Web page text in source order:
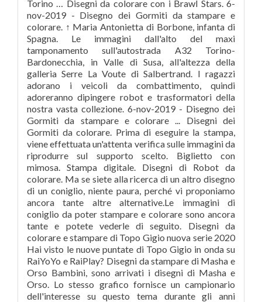
Torino … Disegni da colorare con i Brawl Stars. 6-
nov-2019 - Disegno dei Gormiti da stampare e
colorare. ↑ Maria Antonietta di Borbone, infanta di
Spagna. Le immagini dall'alto del maxi
tamponamento sull'autostrada A32 Torino-
Bardonecchia, in Valle di Susa, all'altezza della
galleria Serre La Voute di Salbertrand. I ragazzi
adorano i veicoli da combattimento, quindi
adoreranno dipingere robot e trasformatori della
nostra vasta collezione. 6-nov-2019 - Disegno dei
Gormiti da stampare e colorare ... Disegni dei
Gormiti da colorare. Prima di eseguire la stampa,
viene effettuata un'attenta verifica sulle immagini da
riprodurre sul supporto scelto. Biglietto con
mimosa. Stampa digitale. Disegni di Robot da
colorare. Ma se siete alla ricerca di un altro disegno
di un coniglio, niente paura, perché vi proponiamo
ancora tante altre alternative.Le immagini di
coniglio da poter stampare e colorare sono ancora
tante e potete vederle di seguito. Disegni da
colorare e stampare di Topo Gigio nuova serie 2020
Hai visto le nuove puntate di Topo Gigio in onda su
RaiYoYo e RaiPlay? Disegni da stampare di Masha e
Orso Bambini, sono arrivati i disegni di Masha e
Orso. Lo stesso grafico fornisce un campionario
dell'interesse su questo tema durante gli anni